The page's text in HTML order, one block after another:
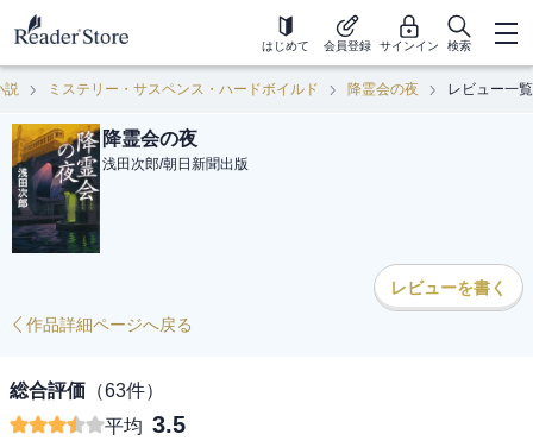
はじめて 会員登録 サインイン 検索
説 ミステリー・サスペンス・ハードボイルド 降霊会の夜 レビュー一覧
降霊会の夜
浅田次郎/朝日新聞出版
レビューを書く
作品詳細ページへ戻る
総合評価 （63件）
平均 3.5